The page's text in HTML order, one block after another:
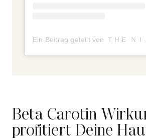
Beta Carotin
profitiert Deine